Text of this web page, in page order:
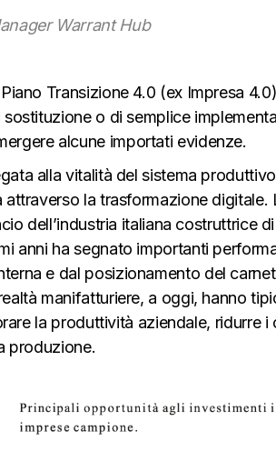
Warrant Hub
Transizione 4.0 (ex Impresa
o di semplice
alcune importati evidenze.
alla vitalità del sistema
la trasformazione digitale.
dell’industria italiana costruttrice
anni ha segnato importanti
e dal posizionamento del
manifatturiere, a oggi, hanno
la produttività aziendale, ridurre
produzione.